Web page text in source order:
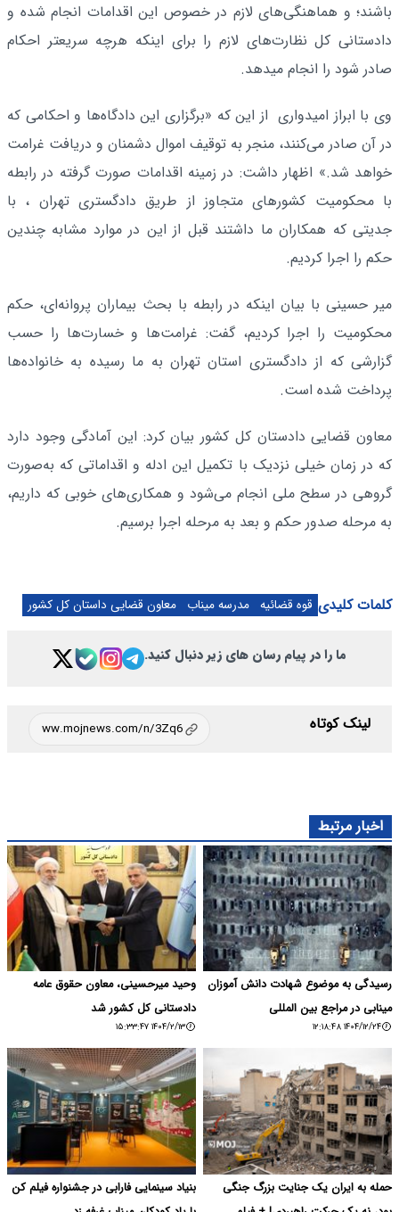
باشند؛ و هماهنگی‌های لازم در خصوص این اقدامات انجام شده و
دادستانی کل نظارت‌های لازم را برای اینکه هرچه سریعتر احکام
صادر شود را انجام میدهد.
وی با ابراز امیدواری از این که «برگزاری این دادگاه‌ها و احکامی که
در آن صادر می‌کنند، منجر به توقیف اموال دشمنان و دریافت غرامت
خواهد شد.» اظهار داشت: در زمینه اقدامات صورت گرفته در رابطه
با محکومیت کشورهای متجاوز از طریق دادگستری تهران ، با
جدیتی که همکاران ما داشتند قبل از این در موارد مشابه چندین
حکم را اجرا کردیم.
میر حسینی با بیان اینکه در رابطه با بحث بیماران پروانه‌ای، حکم
محکومیت را اجرا کردیم، گفت: غرامت‌ها و خسارت‌ها را حسب
گزارشی که از دادگستری استان تهران به ما رسیده به خانواده‌ها
پرداخت شده است.
معاون قضایی دادستان کل کشور بیان کرد: این آمادگی وجود دارد
که در زمان خیلی نزدیک با تکمیل این ادله و اقداماتی که به‌صورت
گروهی در سطح ملی انجام می‌شود و همکاری‌های خوبی که داریم،
به مرحله صدور حکم و بعد به مرحله اجرا برسیم.
کلمات کلیدی قوه قضائیه مدرسه میناب معاون قضایی داستان کل کشور
ما را در پیام رسان های زیر دنبال کنید.
لینک کوتاه
اخبار مرتبط
رسیدگی به موضوع شهادت دانش آموزان
مینابی در مراجع بین المللی
۱۴۰۴/۱۲/۲۴ ۱۲:۱۸:۴۸
وحید میرحسینی، معاون حقوق عامه
دادستانی کل کشور شد
۱۴۰۴/۲/۱۳ ۱۵:۳۳:۴۷
حمله به ایران یک جنایت بزرگ جنگی
بنیاد سینمایی فارابی در جشنواره فیلم کن